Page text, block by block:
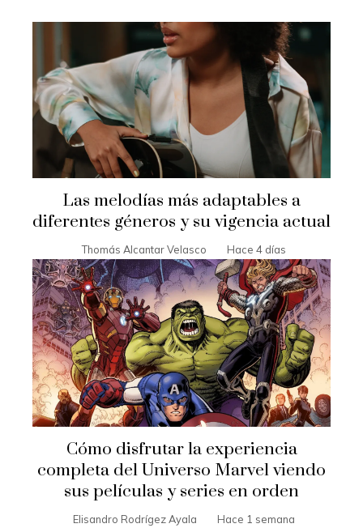
Las melodías más adaptables a
diferentes géneros y su vigencia actual
Thomás Alcantar Velasco Hace 4 días
Cómo disfrutar la experiencia
completa del Universo Marvel viendo
sus películas y series en orden
Elisandro Rodrígez Ayala Hace 1 semana